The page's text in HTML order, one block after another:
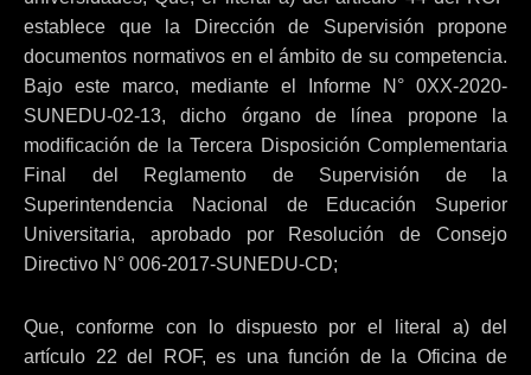
establece que la Dirección de Supervisión propone
documentos normativos en el ámbito de su competencia.
Bajo este marco, mediante el Informe N° 0XX-2020-
SUNEDU-02-13, dicho órgano de línea propone la
modificación de la Tercera Disposición Complementaria
Final del Reglamento de Supervisión de la
Superintendencia Nacional de Educación Superior
Universitaria, aprobado por Resolución de Consejo
Directivo N° 006-2017-SUNEDU-CD;
Que, conforme con lo dispuesto por el literal a) del
artículo 22 del ROF, es una función de la Oficina de